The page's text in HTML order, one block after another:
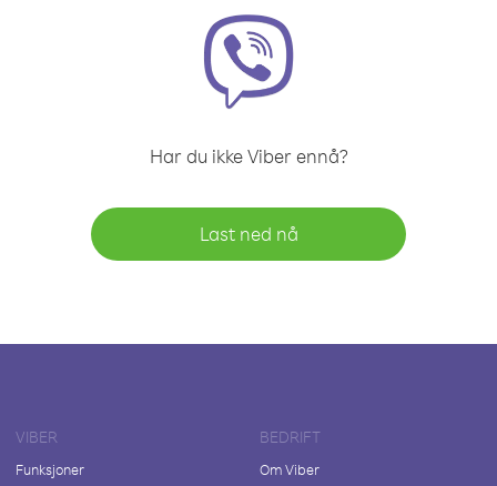
Har du ikke Viber ennå?
Last ned nå
VIBER
Funksjoner
BEDRIFT
Om Viber